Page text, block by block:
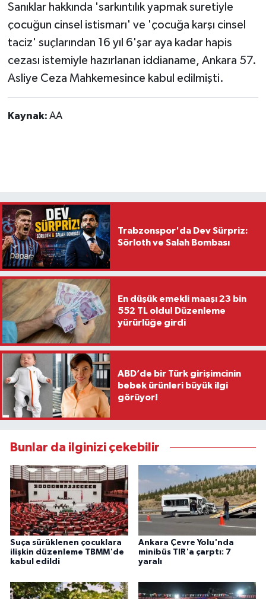
Sanıklar hakkında 'sarkıntılık yapmak suretiyle
çocuğun cinsel istismarı' ve 'çocuğa karşı cinsel
taciz' suçlarından 16 yıl 6'şar aya kadar hapis
cezası istemiyle hazırlanan iddianame, Ankara 57.
Asliye Ceza Mahkemesince kabul edilmişti.
Kaynak: AA
Trabzonspor'da Dev Sürpriz:
Sörloth ve Salah Bombası
En düşük emekli maaşı 23 bin
552 TL oldu! Düzenleme
yürürlüğe girdi
ABD’de bir Türk girişimcinin
bebek ürünleri büyük ilgi
görüyor!
Bunlar da ilginizi çekebilir
Suça sürüklenen çocuklara
ilişkin düzenleme TBMM'de
kabul edildi
Ankara Çevre Yolu'nda
minibüs TIR'a çarptı: 7
yaralı